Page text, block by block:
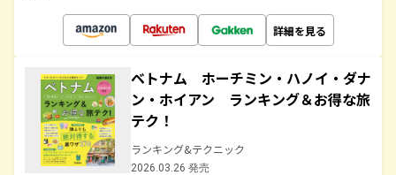
詳細を見る
ベトナム ホーチミン・ハノイ・ダナ
ン・ホイアン ランキング＆お得な旅
テク！
ランキング&テクニック
2026.03.26 発売